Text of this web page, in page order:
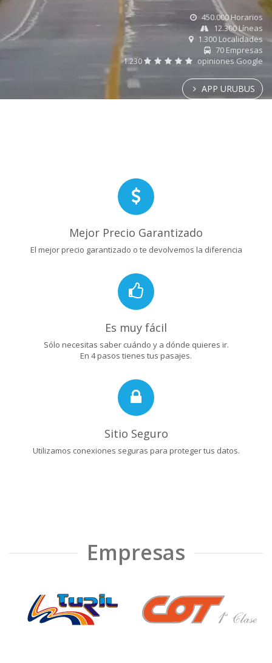
450.000 Horarios
12.300 Líneas
1.300 Localidades
70 Empresas
1.230
opiniones Google
APP URUBUS
Mejor Precio Garantizado
El mejor precio garantizado o te devolvemos la diferencia
Es muy fácil
Sólo necesitas saber cuándo y a dónde quieres ir.
En 4 pasos tienes tus pasajes.
Sitio Seguro
Utilizamos conexiones seguras para proteger tus datos.
Empresas
❮ ❯